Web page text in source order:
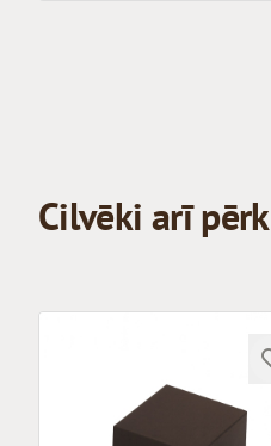
Cilvēki arī pērk